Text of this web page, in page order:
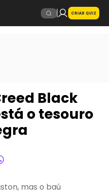
CRIAR QUIZ
Black
o tesouro
mas o baú